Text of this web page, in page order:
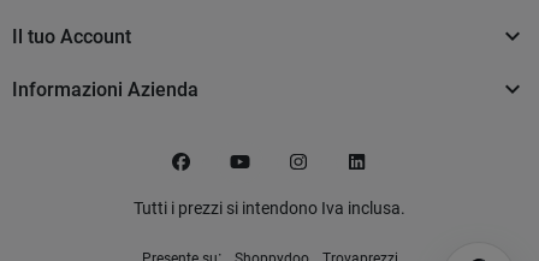
Il tuo Account 
Informazioni Azienda 
Tutti i prezzi si intendono Iva inclusa.